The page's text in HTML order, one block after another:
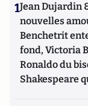
1Jean Dujardin
nouvelles
Benchetrit
fond, Victoria
Ronaldo du
Shakespeare